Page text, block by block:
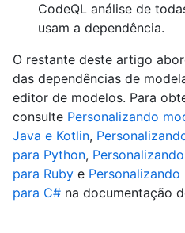
CodeQL análise de
usam a dependência.
O restante deste artigo
das dependências de
editor de modelos. Para
consulte Personalizando
Java e Kotlin,
para Python,
para Ruby e
para C# na documentação